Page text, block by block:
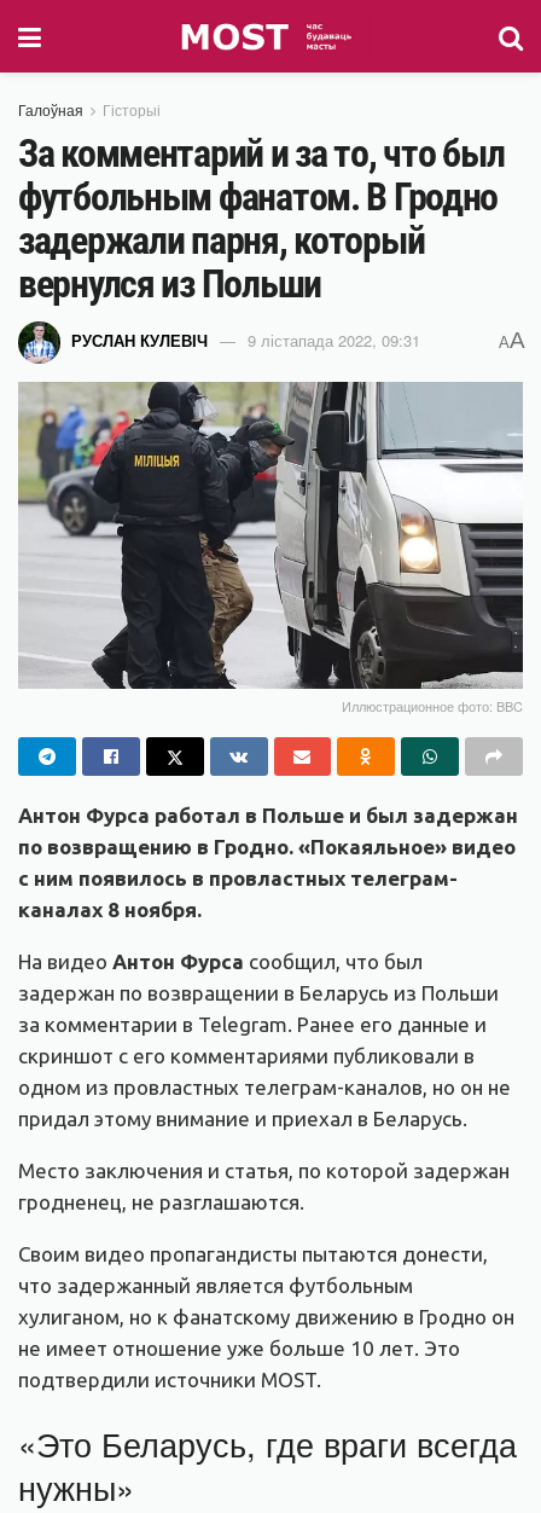
Галоўная Гісторыі
За комментарий и за то, что был
футбольным фанатом. В Гродно
задержали парня, который
вернулся из Польши
РУСЛАН КУЛЕВІЧ 9 лістапада 2022, 09:31 AA
Иллюстрационное фото: BBC
Антон Фурса работал в Польше и был задержан
по возвращению в Гродно. «Покаяльное» видео
с ним появилось в провластных телеграм-
каналах 8 ноября.
На видео Антон Фурса сообщил, что был
задержан по возвращении в Беларусь из Польши
за комментарии в Telegram. Ранее его данные и
скриншот с его комментариями публиковали в
одном из провластных телеграм-каналов, но он не
придал этому внимание и приехал в Беларусь.
Место заключения и статья, по которой задержан
гродненец, не разглашаются.
Своим видео пропагандисты пытаются донести,
что задержанный является футбольным
хулиганом, но к фанатскому движению в Гродно он
не имеет отношение уже больше 10 лет. Это
подтвердили источники MOST.
«Это Беларусь, где враги всегда
нужны»